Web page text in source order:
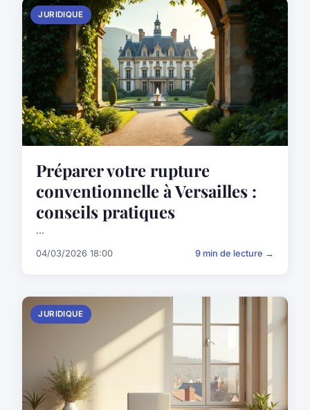
JURIDIQUE
Préparer votre rupture
conventionnelle à Versailles :
conseils pratiques
...
04/03/2026 18:00 9 min de lecture →
JURIDIQUE